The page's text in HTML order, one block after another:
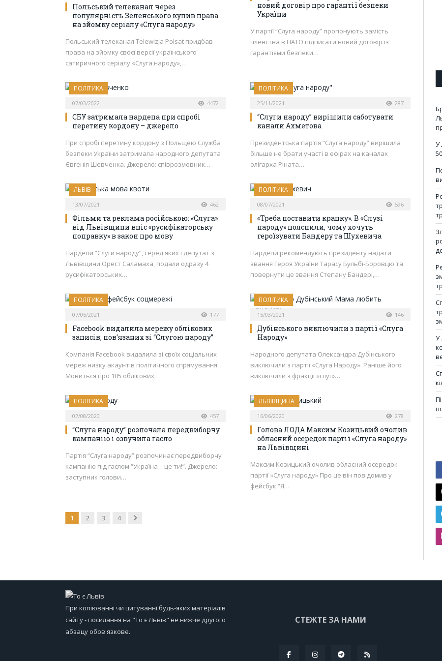
Польський телеканал через
популярність Зеленського купив права
на зйомку серіалу «Слуга народу»
Польський телеканал Telewizja Polsat придбав
права на зйомку своєї версії українського
сатиричного серіалу «Слуга народу»,…
новий договір про гарантії безпеки
України
У партії “Слуга народу” пропонують замість
членства в НАТО підписати новий договір із
гарантіями безпеки…
ПОЛІТИКА
07/03/2022 4472
СБУ затримала нардепа при спробі
перетину кордону – джерело
При спробі перетину кордону з Польщею Служба
безпеки України затримала народного депутата
Євгенія Шевченка. Джерело: співрозмовник…
ПОЛІТИКА
25/11/2021 287
“Слуги народу” вирішили саботувати
канали Ахметова
Президентська партія “Слуга народу” вирішила
більше не брати участі в ефірах на каналах
олігарха Ріната…
ЛЬВІВ
13/07/2021 462
Фільми та реклама російською: «Слуга»
від Львівщини вніс «русифікаторську
поправку» в закон про мову
Нардепи “Слуги народу”, серед яких і депутат з
Львівщини Орест Саламаха, подали одразу 4
русифікаторських…
ПОЛІТИКА
08/07/2021 596
«Треба поставити крапку». В «Слузі
народу» пояснили, чому хочуть
героїзувати Бандеру та Шухевича
Нардепи рекомендують президенту надати
звання Героя України Тарасу Бульбі-Боровцю та
повернути це звання Степану Бандері,…
ПОЛІТИКА
07/05/2021 177
Facebook видалила мережу облікових
записів, пов’язаних зі “Слугою народу”
Компанія Facebook видалила зі своїх соціальних
мереж низку акаунтів політичного спрямування.
Мовиться про 105 облікових…
ПОЛІТИКА
15/03/2021 146
Дубінського виключили з партії «Слуга
Народу»
Народного депутата Олександра Дубінського
виключили з партії «Слуга Народу». Раніше його
виключили з фракції «слуг»…
ПОЛІТИКА
07/08/2020 457
“Слуга народу” розпочала передвиборчу
кампанію і озвучила гасло
Партія “Слуга народу” розпочинає передвиборчу
кампанію під гаслом “Україна – це ти!”. Джерело:
заступник голови…
ЛЬВІВЩИНА
16/06/2020 278
Голова ЛОДА Максим Козицький очолив
обласний осередок партії «Слуга народу»
на Львівщині
Максим Козицький очолив обласний осередок
партії «Слуга народу» Про це він повідомив у
фейсбук “Я…
1 2 3 4 Next
У
У
При копіюванні чи цитуванні будь-яких матеріалів
сайту - посилання на "То є Львів" не нижче другого
абзацу обов'язкове.
СТЕЖТЕ ЗА НАМИ